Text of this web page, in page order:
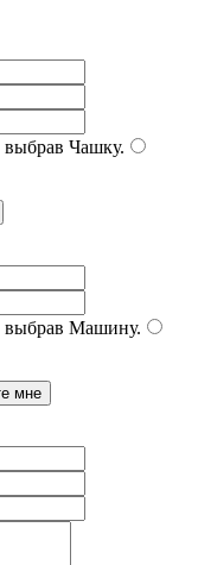
выбрав Чашку.
выбрав Машину.